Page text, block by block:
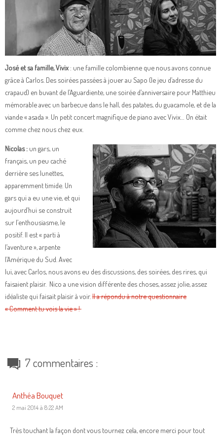
José et sa famille, Vivix : une famille colombienne que nous avons connue
grâce à Carlos. Des soirées passées à jouer au Sapo (le jeu d’adresse du
crapaud) en buvant de l’Aguardiente, une soirée d’anniversaire pour Matthieu
mémorable avec un barbecue dans le hall, des patates, du guacamole, et de la
viande « asada ». Un petit concert magnifique de piano avec Vivix… On était
comme chez nous chez eux.
Nicolas : un gars, un
français, un peu caché
derrière ses lunettes,
apparemment timide. Un
gars qui a eu une vie, et qui
aujourd’hui se construit
sur l’enthousiasme, le
positif. Il est « parti à
l’aventure », arpente
l’Amérique du Sud. Avec
lui, avec Carlos, nous avons eu des discussions, des soirées, des rires, qui
faisaient plaisir. Nico a une vision différente des choses, assez jolie, assez
idéaliste qui faisait plaisir à voir. Il a répondu à notre questionnaire
« Comment tu vois la vie » !
7 commentaires :
Anthéa Bouquet
2 mai 2014 à 8:22 AM
Très touchant la façon dont vous tournez cela, encore merci pour tout